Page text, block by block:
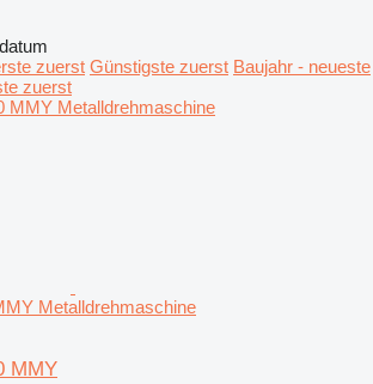
zuerst Günstigste zuerst Baujahr - neueste
zuerst
Metalldrehmaschine
MMY